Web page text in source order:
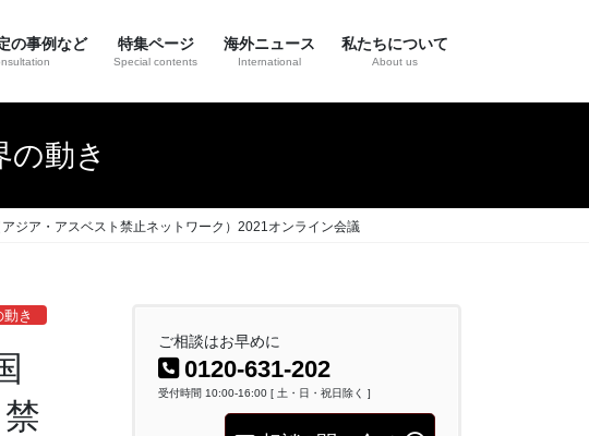
の事例など 特集ページ
Special contents
海外ニュース
International
私たちについて
About us
動き
ジア・アスベスト禁止ネットワーク）2021オンライン会議
き
ご相談はお早めに
0120-631-202
受付時間 10:00-16:00 [ 土・日・祝日除く ]